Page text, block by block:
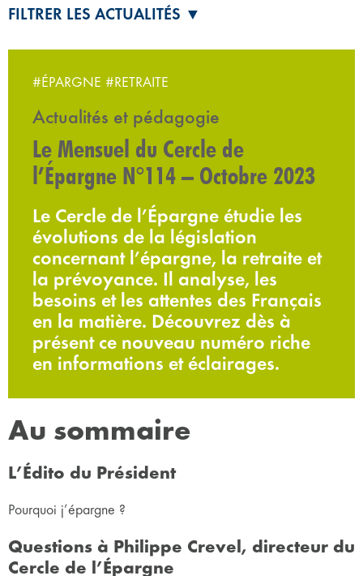
FILTRER LES ACTUALITÉS ▼
#ÉPARGNE #RETRAITE
Actualités et pédagogie
Le Mensuel du Cercle de
l’Épargne N°114 – Octobre 2023
Le Cercle de l’Épargne étudie les
évolutions de la législation
concernant l’épargne, la retraite et
la prévoyance. Il analyse, les
besoins et les attentes des Français
en la matière. Découvrez dès à
présent ce nouveau numéro riche
en informations et éclairages.
Au sommaire
L’Édito du Président
Pourquoi j’épargne ?
Questions à Philippe Crevel, directeur du
Cercle de l’Épargne